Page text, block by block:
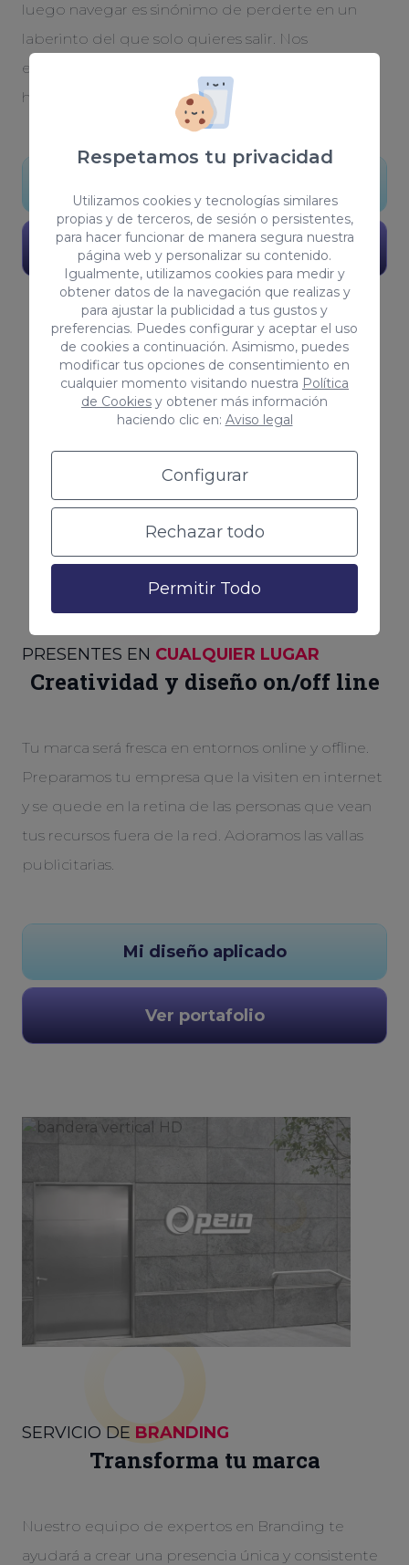
Respetamos tu privacidad
Utilizamos cookies y tecnologías similares
propias y de terceros, de sesión o persistentes,
para hacer funcionar de manera segura nuestra
página web y personalizar su contenido.
Igualmente, utilizamos cookies para medir y
obtener datos de la navegación que realizas y
para ajustar la publicidad a tus gustos y
preferencias. Puedes configurar y aceptar el uso
de cookies a continuación. Asimismo, puedes
modificar tus opciones de consentimiento en
cualquier momento visitando nuestra Política
de Cookies y obtener más información
haciendo clic en: Aviso legal
Configurar
Rechazar todo
Permitir Todo
luego navegar es sinónimo de perderte en un
laberinto del que solo quieres salir. Nos
encargamos de que tu web sea una autopista
hacia la conversión.
Ver portafolio
PRESENTES EN CUALQUIER LUGAR
Creatividad y diseño on/off line
Tu marca será fresca en entornos online y offline.
Preparamos tu empresa que la visiten en internet
y se quede en la retina de las personas que vean
tus recursos fuera de la red. Adoramos las vallas
publicitarias.
Mi diseño aplicado
Ver portafolio
SERVICIO DE BRANDING
Transforma tu marca
Nuestro equipo de expertos en Branding te
ayudará a crear una presencia única y consistente